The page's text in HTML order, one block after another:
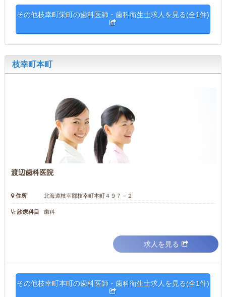
その他枝幸町栄町の歯科医師・歯科衛生士求人を見る(全1件)
枝幸町本町
渡辺歯科医院
住所 北海道枝幸郡枝幸町本町４９７－２
診療科目 歯科
求人を見る
その他枝幸町本町の歯科医師・歯科衛生士求人を見る(全1件)